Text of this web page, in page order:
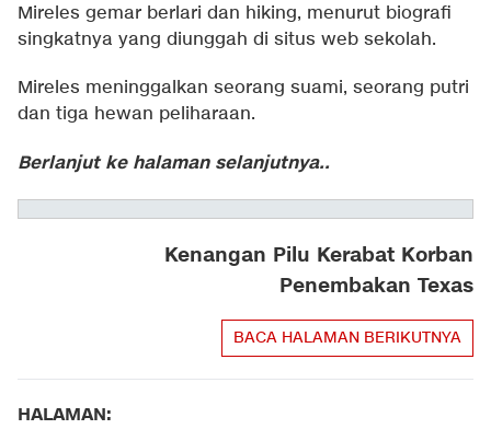
Mireles gemar berlari dan hiking, menurut biografi
singkatnya yang diunggah di situs web sekolah.
Mireles meninggalkan seorang suami, seorang putri
dan tiga hewan peliharaan.
Berlanjut ke halaman selanjutnya..
Kenangan Pilu Kerabat Korban
Penembakan Texas
BACA HALAMAN BERIKUTNYA
HALAMAN: